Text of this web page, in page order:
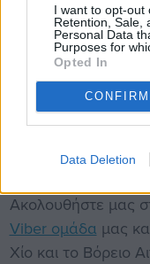
I want to opt-out
Retention, Sale,
Personal Data
Purposes for
Opted In
CONFIRM
Data Deletion
Διαστάσεις:
Επισκεφθείτε το
Ενώσεως 94.
Ακολουθήστε μας
Viber ομάδα μας
Χίο και το Βόρειο